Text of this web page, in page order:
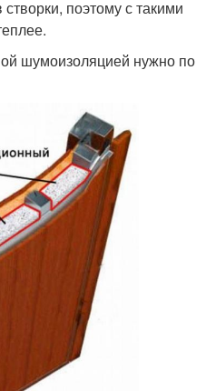
поэтому с такими
шумоизоляцией нужно по